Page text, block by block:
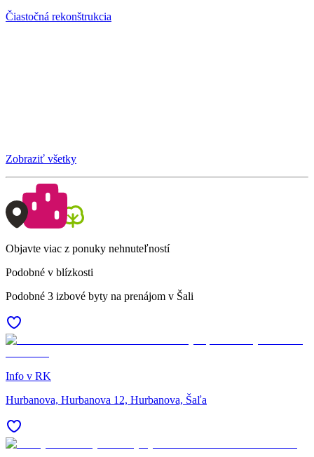
Čiastočná rekonštrukcia
Zobraziť všetky
Objavte viac z ponuky nehnuteľností
Podobné v blízkosti
Podobné 3 izbové byty na prenájom v Šali
Info v RK
Hurbanova, Hurbanova 12, Hurbanova, Šaľa